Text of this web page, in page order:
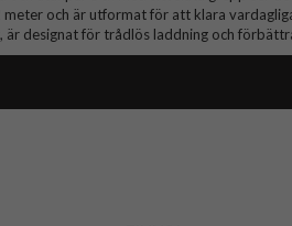
och är utformat för att klara
är designat för trådlös laddning och